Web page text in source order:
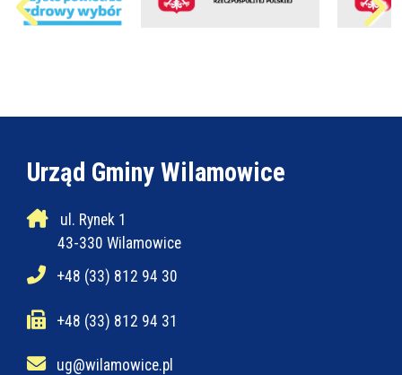
Urząd Gminy Wilamowice
ul. Rynek 1
43-330 Wilamowice
+48 (33) 812 94 30
+48 (33) 812 94 31
ug@wilamowice.pl